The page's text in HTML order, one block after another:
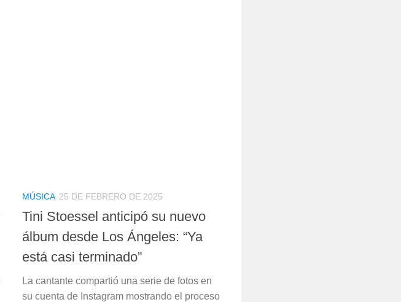
MÚSICA 25 DE FEBRERO DE 2025
Tini Stoessel anticipó su nuevo
álbum desde Los Ángeles: “Ya
está casi terminado”
La cantante compartió una serie de fotos en
su cuenta de Instagram mostrando el proceso